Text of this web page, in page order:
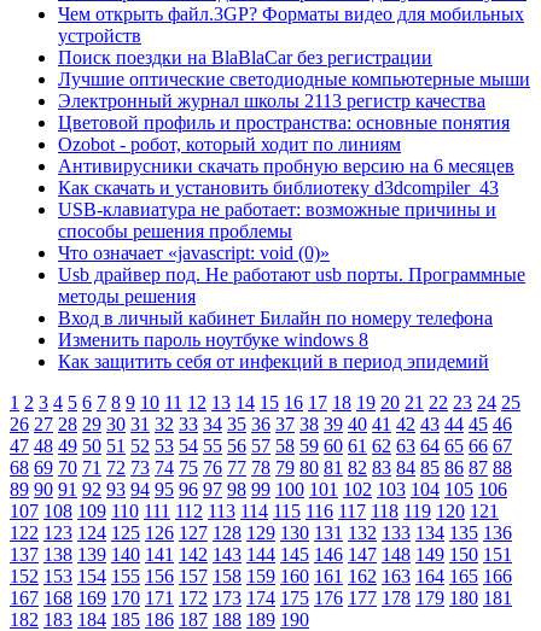
Чем открыть файл.3GP? Форматы видео для мобильных
устройств
Поиск поездки на BlaBlaCar без регистрации
Лучшие оптические светодиодные компьютерные мыши
Электронный журнал школы 2113 регистр качества
Цветовой профиль и пространства: основные понятия
Ozobot - робот, который ходит по линиям
Антивирусники скачать пробную версию на 6 месяцев
Как скачать и установить библиотеку d3dcompiler_43
USB-клавиатура не работает: возможные причины и
способы решения проблемы
Что означает «javascript: void (0)»
Usb драйвер под. Не работают usb порты. Программные
методы решения
Вход в личный кабинет Билайн по номеру телефона
Изменить пароль ноутбуке windows 8
Как защитить себя от инфекций в период эпидемий
1 2 3 4 5 6 7 8 9 10 11 12 13 14 15 16 17 18 19 20 21 22 23 24 25
26 27 28 29 30 31 32 33 34 35 36 37 38 39 40 41 42 43 44 45 46
47 48 49 50 51 52 53 54 55 56 57 58 59 60 61 62 63 64 65 66 67
68 69 70 71 72 73 74 75 76 77 78 79 80 81 82 83 84 85 86 87 88
89 90 91 92 93 94 95 96 97 98 99 100 101 102 103 104 105 106
107 108 109 110 111 112 113 114 115 116 117 118 119 120 121
122 123 124 125 126 127 128 129 130 131 132 133 134 135 136
137 138 139 140 141 142 143 144 145 146 147 148 149 150 151
152 153 154 155 156 157 158 159 160 161 162 163 164 165 166
167 168 169 170 171 172 173 174 175 176 177 178 179 180 181
182 183 184 185 186 187 188 189 190